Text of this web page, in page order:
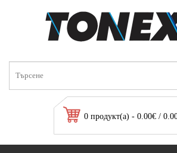
0 продукт(а) - 0.00€ /